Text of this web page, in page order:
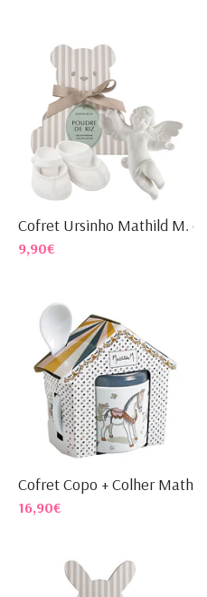
Cofret Ursinho Mathild M.
9,90€
Cofret Copo + Colher
16,90€